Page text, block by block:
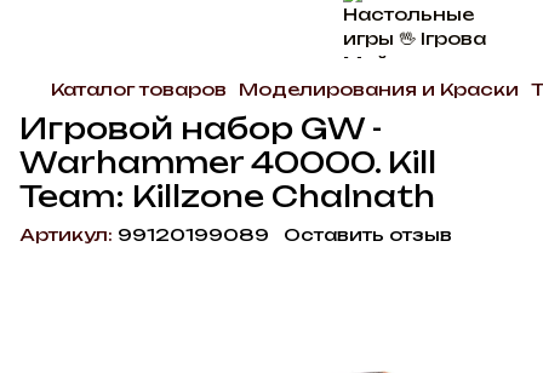
Каталог товаров Моделирования и Краски
Игровой набор GW -
Warhammer 40000. Kill
Team: Killzone Chalnath
Артикул: 99120199089 Оставить отзыв